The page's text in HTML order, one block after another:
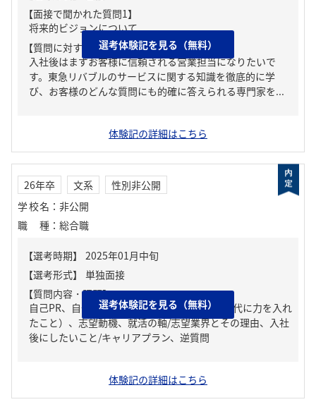
【面接で聞かれた質問1】
将来的ビジョンについて
【質問に対する回答1】
入社後はまずお客様に信頼される営業担当になりたいで
す。東急リバブルのサービスに関する知識を徹底的に学
び、お客様のどんな質問にも的確に答えられる専門家を...
選考体験記を見る（無料）
体験記の詳細はこちら
26年卒 文系
性別非公開
学校名 ： 非公開
職種 ： 総合職
【質問内容・課題】
自己PR、自分の強み/弱み、ガクチカ（学生時代に力を入れ
たこと）、志望動機、就活の軸/志望業界とその理由、入社
後にしたいこと/キャリアプラン、逆質問
選考体験記を見る（無料）
体験記の詳細はこちら